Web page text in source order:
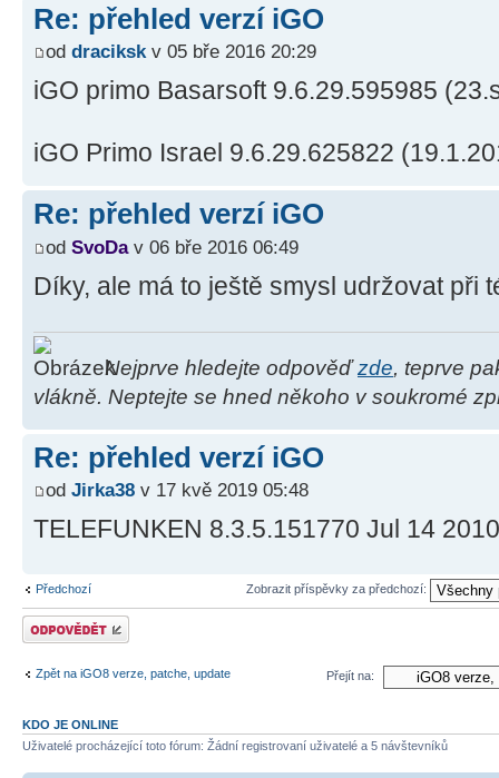
Re: přehled verzí iGO
od dracikskv 05 bře 2016 20:29
iGO primo Basarsoft 9.6.29.595985
iGO Primo Israel 9.6.29.625822
Re: přehled verzí iGO
od SvoDav 06 bře 2016 06:49
Díky, ale má to ještě smysl udržovat při
Nejprve hledejte odpověďzde, teprve
vlákně. Neptejte se hned někoho v soukromé
Re: přehled verzí iGO
od Jirka38 v 17 kvě 2019 05:48
TELEFUNKEN 8.3.5.151770 Jul 14 2010
Předchozí Zobrazit příspěvky za předchozí:
Odeslat odpověď
Zpět na iGO8 verze, patche, update Přejít na:
KDO JE ONLINE
Uživatelé procházející toto fórum: Žádní registrovaní uživatelé a 5 návštevníků